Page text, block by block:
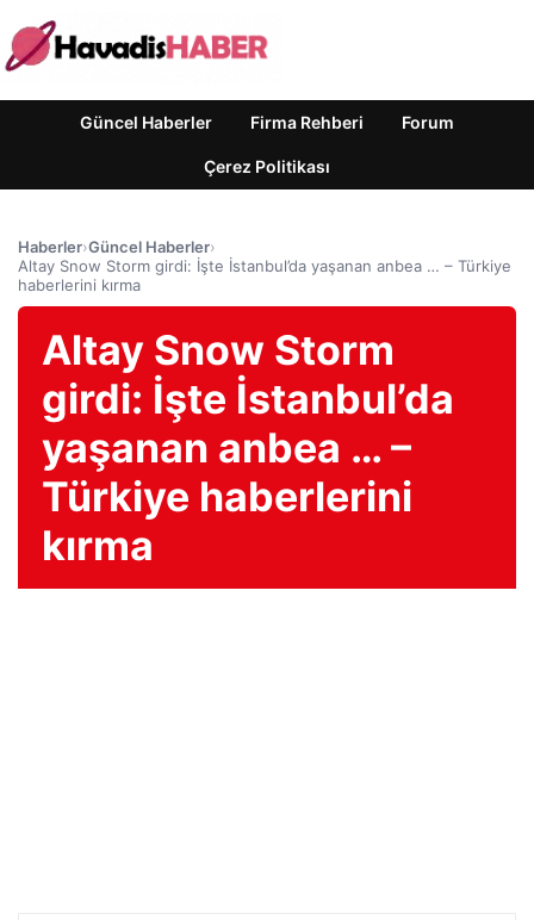
Güncel Haberler Firma Rehberi Forum
Çerez Politikası
Haberler›Güncel Haberler›
Altay Snow Storm girdi: İşte İstanbul’da yaşanan anbea … – Türkiye
haberlerini kırma
Altay Snow Storm
girdi: İşte İstanbul’da
yaşanan anbea … –
Türkiye haberlerini
kırma